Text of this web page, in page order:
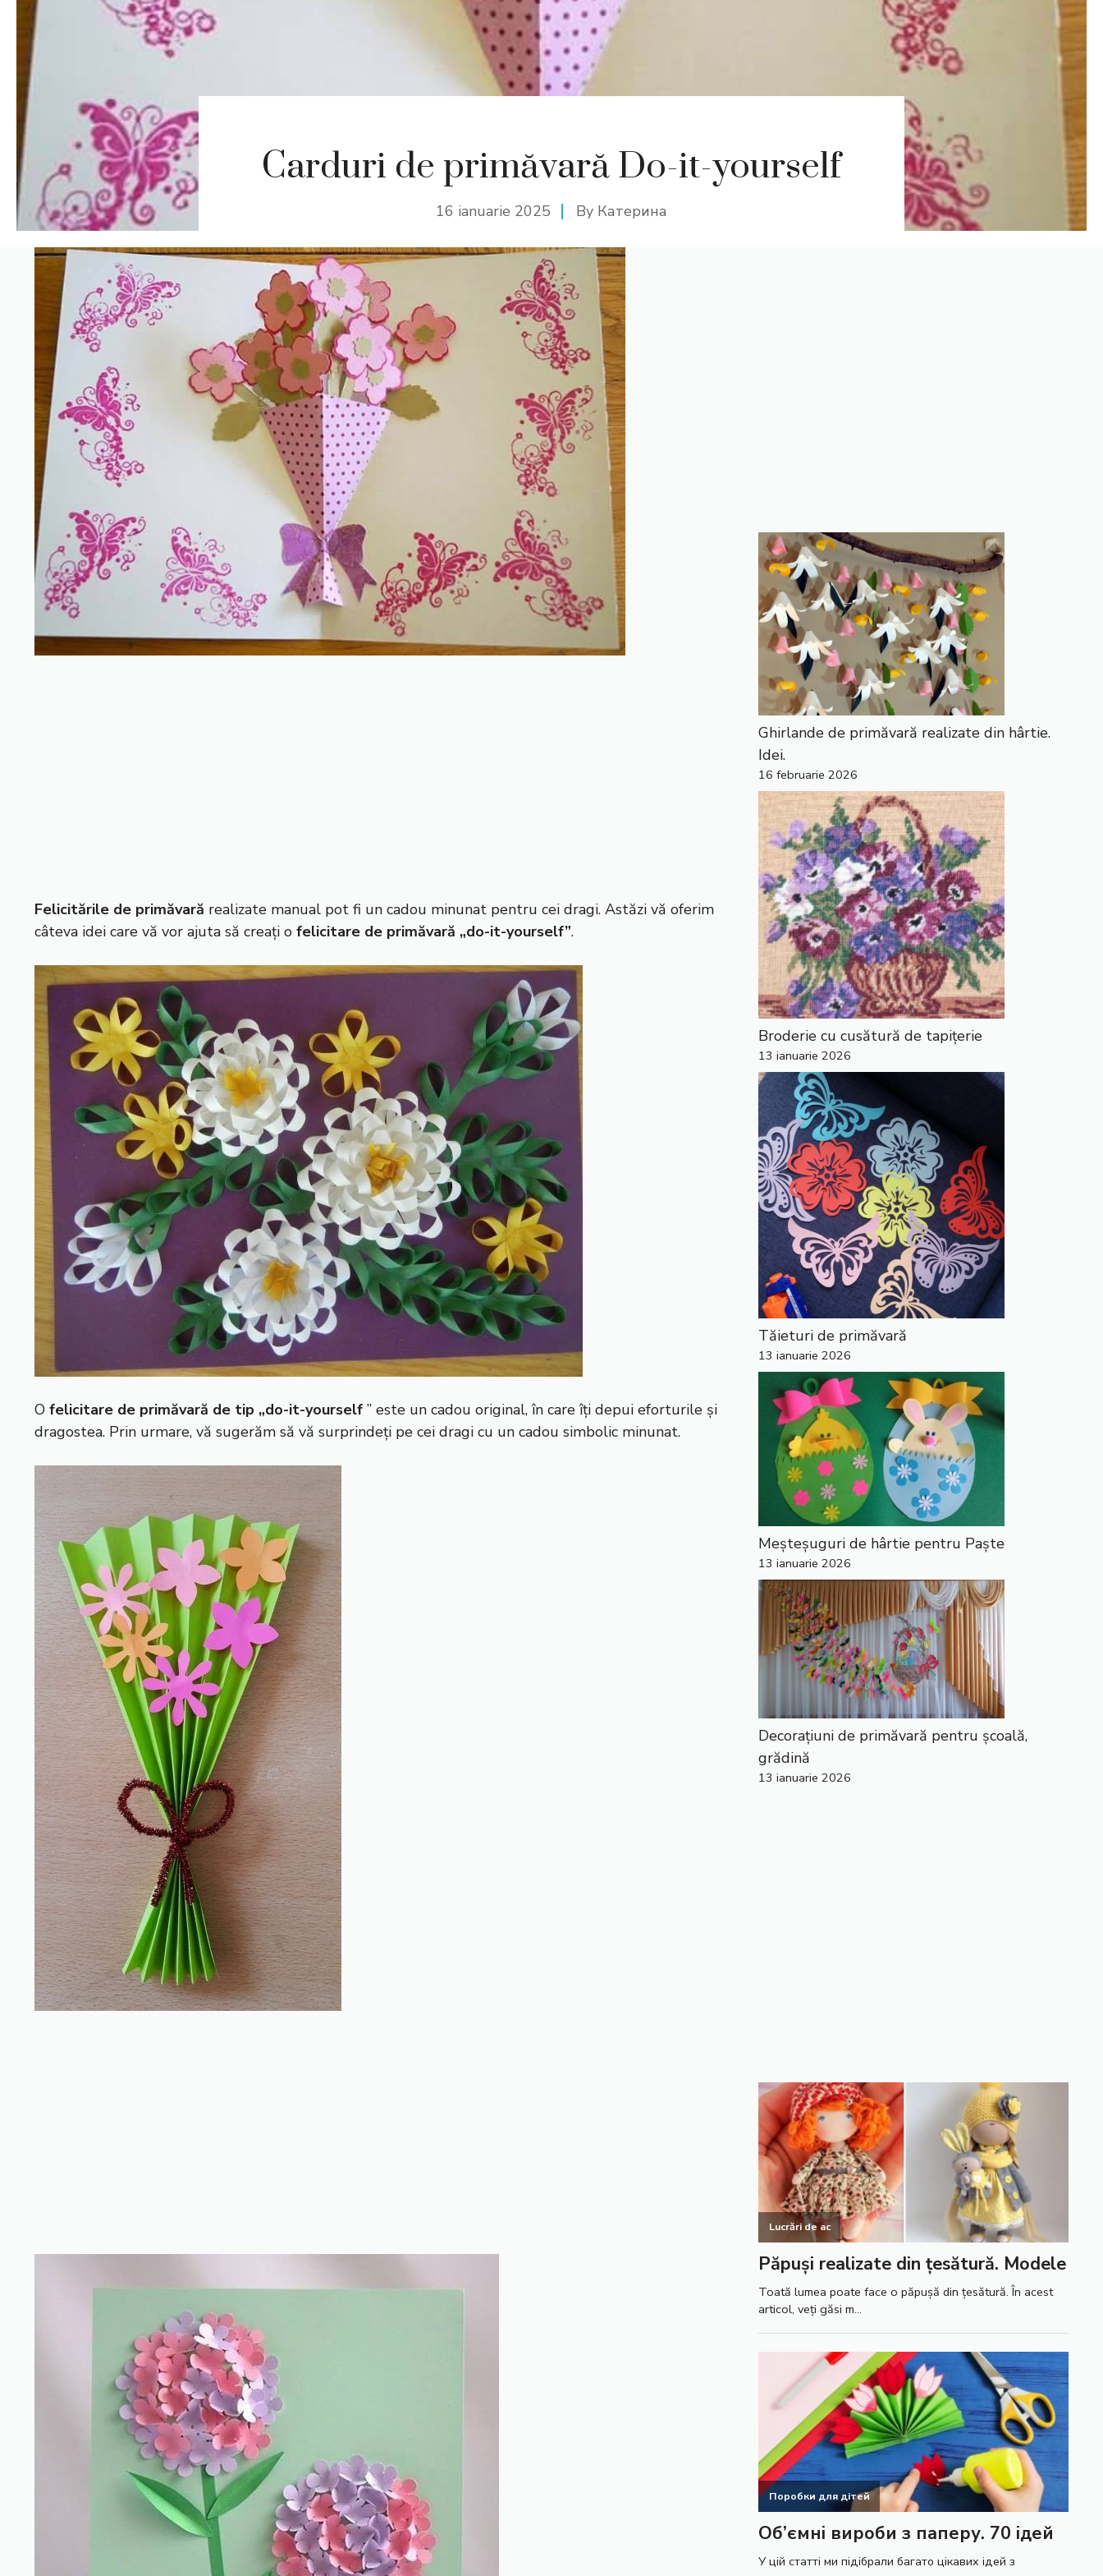
Carduri de primăvară Do-it-yourself
16 ianuarie 2025 By Катерина
Felicitările de primăvară realizate manual pot fi un cadou minunat pentru cei dragi. Astăzi vă oferim
câteva idei care vă vor ajuta să creați o felicitare de primăvară „do-it-yourself”.
O felicitare de primăvară de tip „do-it-yourself ” este un cadou original, în care îți depui eforturile și
dragostea. Prin urmare, vă sugerăm să vă surprindeți pe cei dragi cu un cadou simbolic minunat.
Ghirlande de primăvară realizate din hârtie.
Idei.
16 februarie 2026
Broderie cu cusătură de tapițerie
13 ianuarie 2026
Tăieturi de primăvară
13 ianuarie 2026
Meșteșuguri de hârtie pentru Paște
13 ianuarie 2026
Decorațiuni de primăvară pentru școală,
grădină
13 ianuarie 2026